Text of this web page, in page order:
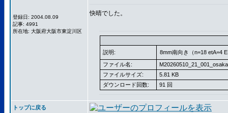
登録日: 2004.08.09
記事: 4991
所在地: 大阪府大阪市東淀川区
快晴でした。
説明:
8mm南向き（n=18 etA=4
ファイル名:
ファイルサイズ:
5.81 KB
ダウンロード回数:
91 回
トップに戻る